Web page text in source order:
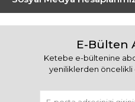
E-Bülten
Ketebe e-bültenine
yeniliklerden öncelikli